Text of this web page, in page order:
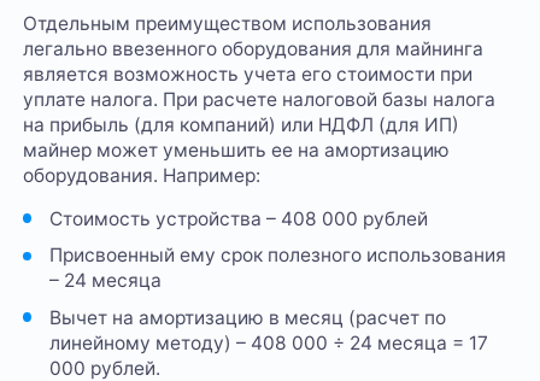
Отдельным преимуществом использования
легально ввезенного оборудования для майнинга
является возможность учета его стоимости при
уплате налога. При расчете налоговой базы налога
на прибыль (для компаний) или НДФЛ (для ИП)
майнер может уменьшить ее на амортизацию
оборудования. Например:
Стоимость устройства – 408 000 рублей
Присвоенный ему срок полезного использования
– 24 месяца
Вычет на амортизацию в месяц (расчет по
линейному методу) – 408 000 ÷ 24 месяца = 17
000 рублей.